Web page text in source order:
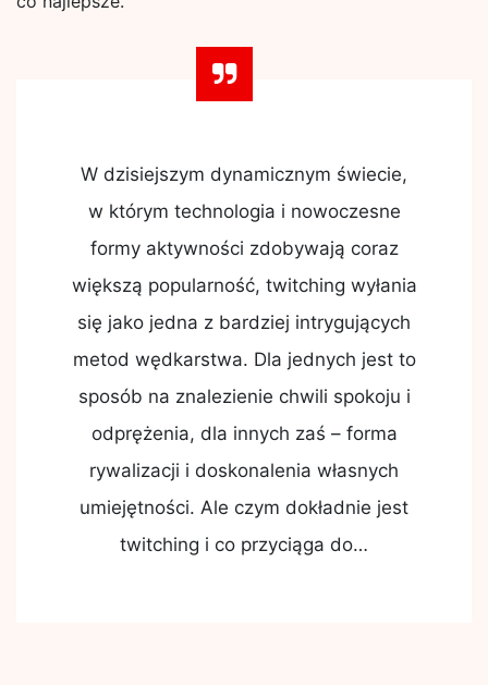
W dzisiejszym dynamicznym świecie,
w którym technologia i nowoczesne
formy aktywności zdobywają coraz
większą popularność, twitching wyłania
się jako jedna z bardziej intrygujących
metod wędkarstwa. Dla jednych jest to
sposób na znalezienie chwili spokoju i
odprężenia, dla innych zaś – forma
rywalizacji i doskonalenia własnych
umiejętności. Ale czym dokładnie jest
twitching i co przyciąga do…